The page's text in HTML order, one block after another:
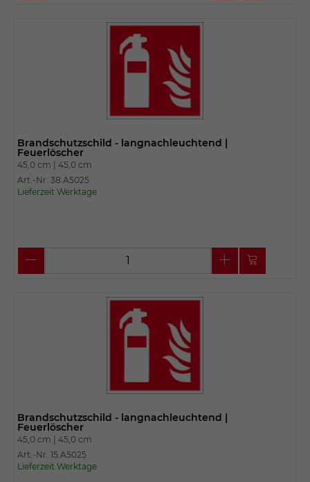
Brandschutzschild - langnachleuchtend |
Feuerlöscher
45,0 cm | 45,0 cm
Art.-Nr. 38.A5025
Lieferzeit Werktage
Brandschutzschild - langnachleuchtend |
Feuerlöscher
45,0 cm | 45,0 cm
Art.-Nr. 15.A5025
Lieferzeit Werktage